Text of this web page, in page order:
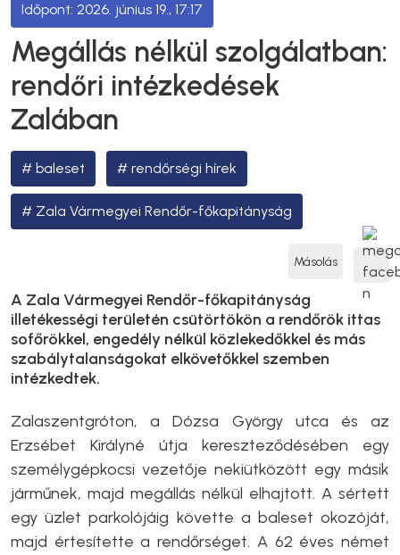
2026. június 19., 17:17
Megállás nélkül szolgálatban:
rendőri intézkedések
Zalában
baleset rendőrségi hírek
Zala Vármegyei Rendőr-főkapitányság
Másolás
A Zala Vármegyei Rendőr-főkapitányság
illetékességi területén csütörtökön a rendőrök ittas
sofőrökkel, engedély nélkül közlekedőkkel és más
szabálytalanságokat elkövetőkkel szemben
intézkedtek.
Zalaszentgróton, a Dózsa György utca és az
Erzsébet Királyné útja kereszteződésében egy
személygépkocsi vezetője nekiütközött egy másik
járműnek, majd megállás nélkül elhajtott. A sértett
egy üzlet parkolójáig követte a baleset okozóját,
majd értesítette a rendőrséget. A 62 éves német